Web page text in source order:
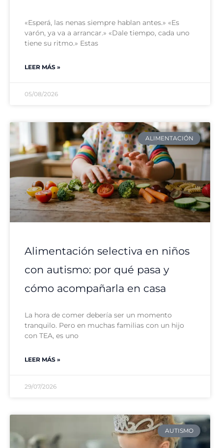
«Esperá, las nenas siempre hablan antes.» «Es
varón, ya va a arrancar.» «Dale tiempo, cada uno
tiene su ritmo.» Estas
LEER MÁS »
05/08/2026
ALIMENTACIÓN
Alimentación selectiva en niños
con autismo: por qué pasa y
cómo acompañarla en casa
La hora de comer debería ser un momento
tranquilo. Pero en muchas familias con un hijo
con TEA, es uno
LEER MÁS »
29/07/2026
AUTISMO